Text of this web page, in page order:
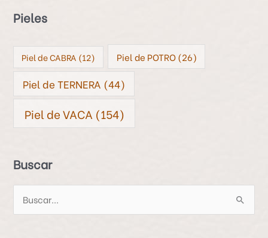
Pieles
Piel de CABRA (12) Piel de POTRO(26)
Piel de TERNERA (44)
Piel de VACA (154)
Buscar